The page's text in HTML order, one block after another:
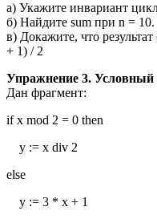
а) Укажите инвариант
б) Найдите sum при n = 10.
в) Докажите, что
+ 1) / 2
Упражнение 3. Условный
Дан фрагмент:
if x mod 2 = 0 then
y := x div 2
else
y := 3 * x + 1